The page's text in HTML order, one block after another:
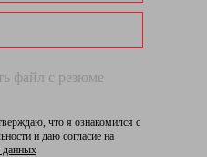
файл с резюме
что я ознакомился с
и даю согласие на
данных